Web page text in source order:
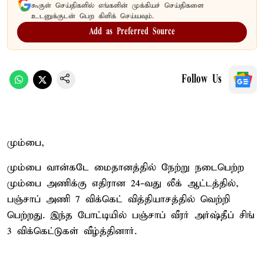
கூகுள் செய்திகளில் எங்களின் முக்கியச் செய்திகளை
உடனுக்குடன் பெற கிளிக் செய்யவும்.
Add as Preferred Source
Follow Us
மும்பை,
மும்பை வான்கடே மைதானத்தில் நேற்று நடைபெற்ற
மும்பை அணிக்கு எதிரான 24-வது லீக் ஆட்டத்தில்,
பஞ்சாப் அணி 7 விக்கெட் வித்தியாசத்தில் வெற்றி
பெற்றது. இந்த போட்டியில் பஞ்சாப் வீரர் அர்ஷ்தீப் சிங்
3 விக்கெட்டுகள் வீழ்த்தினார்.